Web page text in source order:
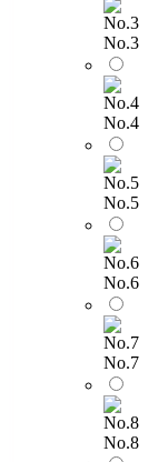
No.3
No.4
No.5
No.6
No.7
No.8